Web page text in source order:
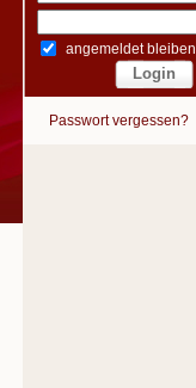
angemeldet bleiben
Passwort vergessen?